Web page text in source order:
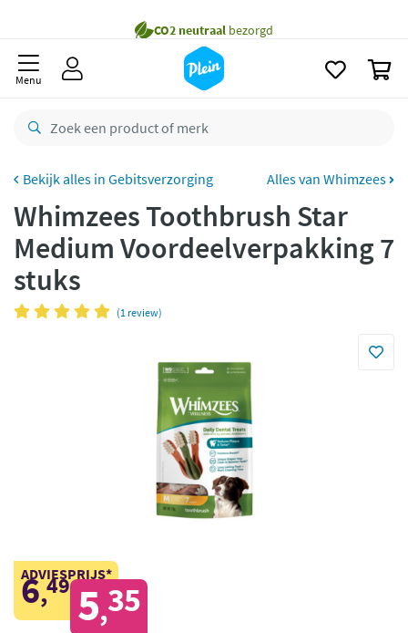
besteld,
Gratisretourneren
CO2 neutraal
Betaal met Klarna
Menu
Gebitsverzorging Alles van Whimzees
Whimzees Toothbrush Star
Medium Voordeelverpakking 7
stuks
(1 review)
ADVIESPRIJS*
6,49 5,35